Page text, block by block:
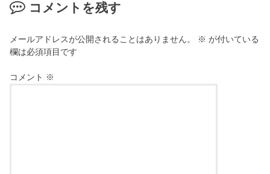
コメントを残す
メールアドレスが公開されることはありません。 ※ が付いている
欄は必須項目です
コメント ※